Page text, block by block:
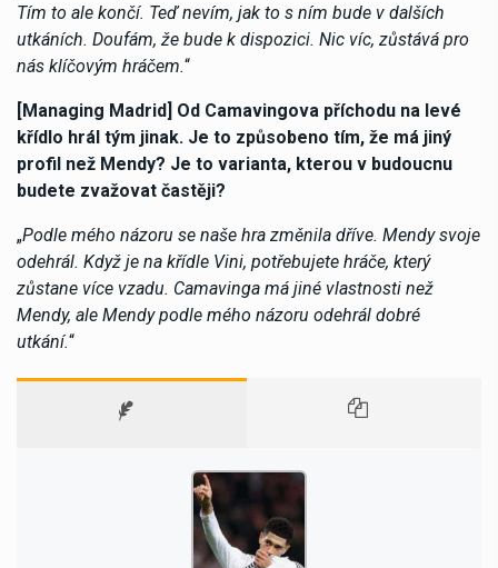
Tím to ale končí. Teď nevím, jak to s ním bude v dalších
utkáních. Doufám, že bude k dispozici. Nic víc, zůstává pro
nás klíčovým hráčem.“
[Managing Madrid] Od Camavingova příchodu na levé
křídlo hrál tým jinak. Je to způsobeno tím, že má jiný
profil než Mendy? Je to varianta, kterou v budoucnu
budete zvažovat častěji?
„Podle mého názoru se naše hra změnila dříve. Mendy svoje
odehrál. Když je na křídle Vini, potřebujete hráče, který
zůstane více vzadu. Camavinga má jiné vlastnosti než
Mendy, ale Mendy podle mého názoru odehrál dobré
utkání.“